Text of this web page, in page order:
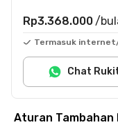
Rp3.368.000 /
Termasuk
Chat
Aturan Tambahan